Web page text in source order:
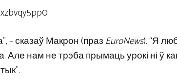
– сказаў Макрон (праз EuroNews). “Я
Але нам не трэба прымаць урокі ні ў